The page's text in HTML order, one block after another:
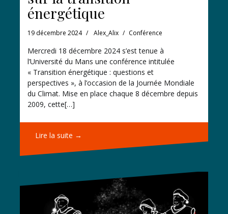
énergétique
19 décembre 2024 Alex_Alix Conférence
Mercredi 18 décembre 2024 s’est tenue à
l’Université du Mans une conférence intitulée
« Transition énergétique : questions et
perspectives », à l’occasion de la Journée Mondiale
du Climat. Mise en place chaque 8 décembre depuis
2009, cette[…]
Lire la suite →